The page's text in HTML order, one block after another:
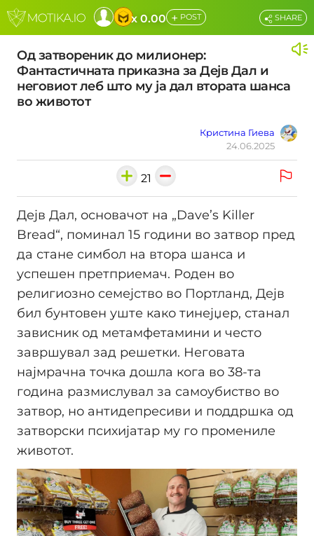
x 0.00 + POST
Од затвореник до милионер:
Фантастичната приказна за Дејв Дал и
неговиот леб што му ја дал втората шанса
во животот
Кристина Гиева
24.06.2025
SHARE
21
Дејв Дал, основачот на „Dave’s Killer
Bread“, поминал 15 години во затвор пред
да стане симбол на втора шанса и
успешен претприемач. Роден во
религиозно семејство во Портланд, Дејв
бил бунтовен уште како тинејџер, станал
зависник од метамфетамини и често
завршувал зад решетки. Неговата
најмрачна точка дошла кога во 38-та
година размислувал за самоубиство во
затвор, но антидепресиви и поддршка од
затворски психијатар му го промениле
животот.